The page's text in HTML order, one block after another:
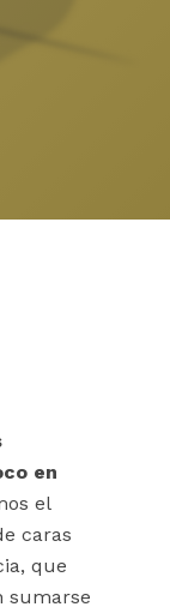
en
el
caras
que
sumarse